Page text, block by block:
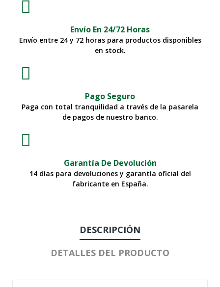
Envío En 24/72 Horas
Envío entre 24 y 72 horas para productos disponibles
en stock.
Pago Seguro
Paga con total tranquilidad a través de la pasarela
de pagos de nuestro banco.
Garantía De Devolución
14 días para devoluciones y garantía oficial del
fabricante en España.
DESCRIPCIÓN
DETALLES DEL PRODUCTO